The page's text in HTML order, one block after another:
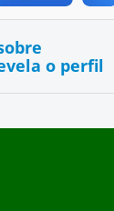
o perfil